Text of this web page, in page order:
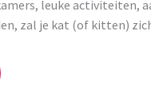
leuke activiteiten,
zal je kat (of kitten)